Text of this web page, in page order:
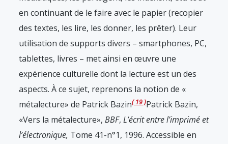
en continuant de le faire avec le papier (recopier
des textes, les lire, les donner, les prêter). Leur
utilisation de supports divers – smartphones, PC,
tablettes, livres – met ainsi en œuvre une
expérience culturelle dont la lecture est un des
aspects. À ce sujet, reprenons la notion de «
métalecture» de Patrick Bazin 19 Patrick Bazin,
«Vers la métalecture», BBF, L’écrit entre l’imprimé et
l’électronique, Tome 41-n°1, 1996. Accessible en